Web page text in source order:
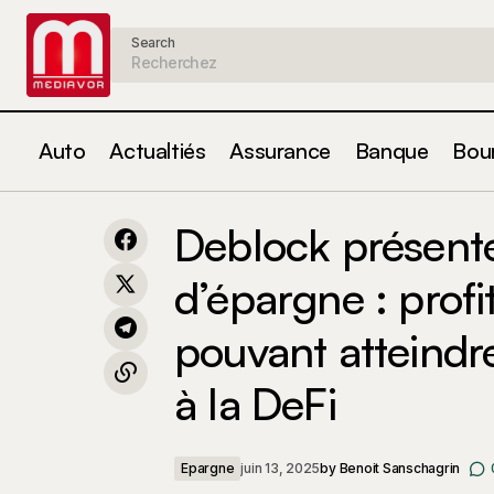
Search
Auto Actualtiés Assurance Banque
travers le prisme économique
Deblock
d’épargne :
pouvant
à la DeFi
Epargne juin 13, 2025by Benoit Sanschagrin